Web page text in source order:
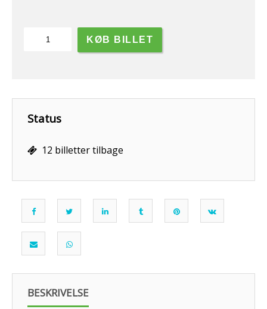
timers
&
vrag.
antal
KØB BILLET
Status
12 billetter tilbage
BESKRIVELSE